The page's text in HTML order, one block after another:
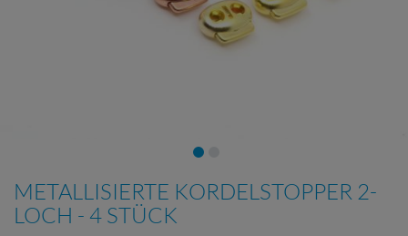
METALLISIERTE KORDELSTOPPER 2-
LOCH - 4 STÜCK